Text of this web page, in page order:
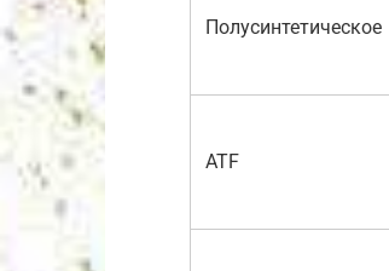
Полусинтетическое
ATF